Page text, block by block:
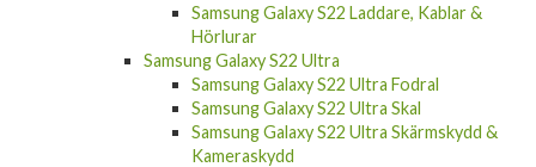
Samsung Galaxy S22 Laddare, Kablar &
Hörlurar
Samsung Galaxy S22 Ultra
Samsung Galaxy S22 Ultra Fodral
Samsung Galaxy S22 Ultra Skal
Samsung Galaxy S22 Ultra Skärmskydd &
Kameraskydd